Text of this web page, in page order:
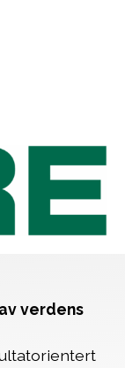
verdens